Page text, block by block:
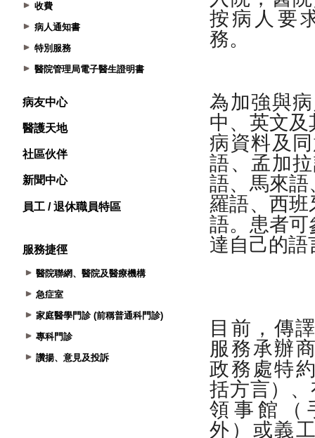
收費
病人通知書
特別服務
醫院管理局電子醫生證明書
病友中心
醫護天地
社區伙伴
新聞中心
員工 / 退休職員特區
服務捷徑
醫院聯網、醫院及醫療機構
急症室
家庭醫學門診 (前稱普通科門診)
專科門診
讚揚、意見及投訴